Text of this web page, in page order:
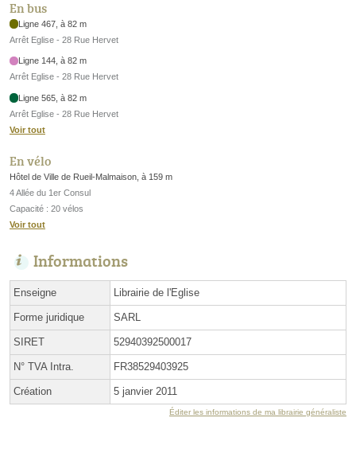
En bus
Ligne 467, à 82 m
Arrêt Eglise - 28 Rue Hervet
Ligne 144, à 82 m
Arrêt Eglise - 28 Rue Hervet
Ligne 565, à 82 m
Arrêt Eglise - 28 Rue Hervet
Voir tout
En vélo
Hôtel de Ville de Rueil-Malmaison, à 159 m
4 Allée du 1er Consul
Capacité : 20 vélos
Voir tout
Informations
Enseigne Librairie de l'Eglise
Forme juridique SARL
SIRET 52940392500017
N° TVA Intra. FR38529403925
Création 5 janvier 2011
Éditer les informations de ma librairie généraliste